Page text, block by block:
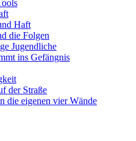
Haft
die Folgen
Jugendliche
ins Gefängnis
der Straße
die eigenen vier Wände